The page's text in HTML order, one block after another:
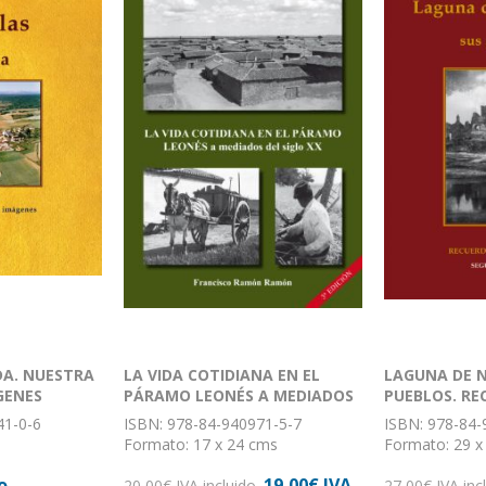
NUESTRA
0-6
LA VIDA COTIDIANA EN EL
PÁRAMO LEONÉS A MEDIADOS
DEL SIGLO XX
ISBN: 978-84-940971-5-7
Formato: 17 x 24 cms
LAGUNA DE
PUEBLOS.
VIVENCIAS.
ISBN: 978-
Formato: 29